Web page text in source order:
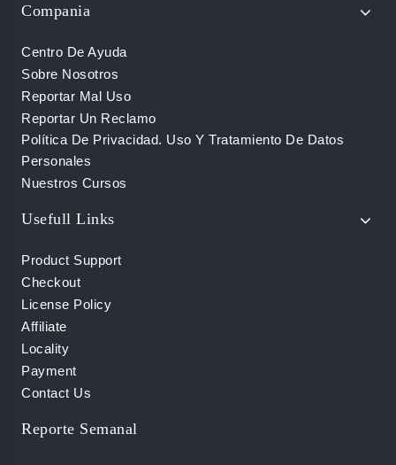
Compania
Centro De Ayuda
Sobre Nosotros
Reportar Mal Uso
Reportar Un Reclamo
Política De Privacidad. Uso Y Tratamiento De Datos
Personales
Nuestros Cursos
Usefull Links
Product Support
Checkout
License Policy
Affiliate
Locality
Payment
Contact Us
Reporte Semanal